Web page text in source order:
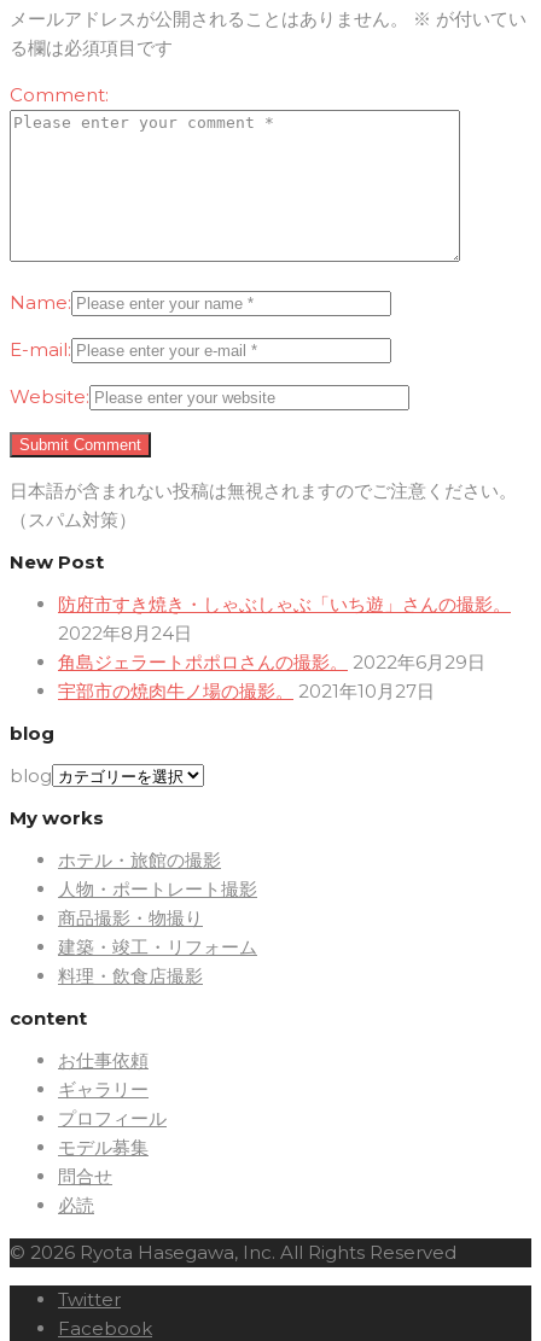
メールアドレスが公開されることはありません。 ※ が付いてい
る欄は必須項目です
Comment:
Name:
E-mail:
Website:
日本語が含まれない投稿は無視されますのでご注意ください。
（スパム対策）
New Post
防府市すき焼き・しゃぶしゃぶ「いち遊」さんの撮影。
2022年8月24日
角島ジェラートポポロさんの撮影。
2022年6月29日
宇部市の焼肉牛ノ場の撮影。
2021年10月27日
blog
blog
My works
ホテル・旅館の撮影
人物・ポートレート撮影
商品撮影・物撮り
建築・竣工・リフォーム
料理・飲食店撮影
content
お仕事依頼
ギャラリー
プロフィール
モデル募集
問合せ
必読
© 2026 Ryota Hasegawa, Inc. All Rights Reserved
Twitter
Facebook